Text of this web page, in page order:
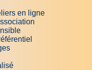
en ligne